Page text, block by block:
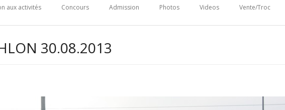
aux activités Concours Admission Photos Videos Vente/Troc
30.08.2013